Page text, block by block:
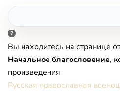
Вы находитесь на странице
Начальное благословение,
произведения
Русская православная